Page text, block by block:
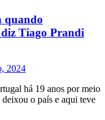
quando
Tiago Prandi
2024
há 19 anos por meio
o país e aqui teve